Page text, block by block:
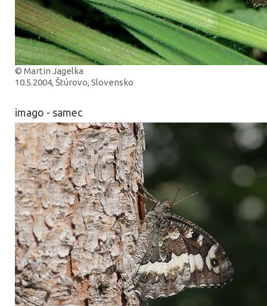
© Martin Jagelka
10.5.2004, Štúrovo, Slovensko
imago - samec